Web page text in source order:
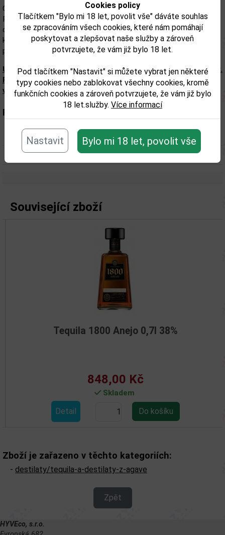
Cookies policy
Tlačítkem "Bylo mi 18 let, povolit vše" dáváte souhlas
se zpracováním všech cookies, které nám pomáhají
poskytovat a zlepšovat naše služby a zároveň
potvrzujete, že vám již bylo 18 let.
Pod tlačítkem "Nastavit" si můžete vybrat jen některé
typy cookies nebo zablokovat všechny cookies, kromě
funkčních cookies a zároveň potvrzujete, že vám již bylo
18 let.služby. Více informací
Nastavit Bylo mi 18 let, povolit vše
CHUŤ NA PATŘE:
Plná, vyvážená a harmonická chuť s jemným kouřovým a bylinným
charakterem, doplněná o sladkost pečené agáve s lehkým
karamelovým nádechem. Závěr je dlouhý, s jemnou pepřovostí a
příjemně kouřovým dozvukem.
Upozorňujeme, že tento produkt může obsahovat alergeny.
Přesné složení a alergeny jsou k dispozici na obalu
výrobku. Zkontrolujte prosím před konzumací.
Parametry:
Obsah alkoholu obj. %: 43
Objem obalu (L): 0,7
Související zboží
Tequila 1800 Anejo 0,7l 38%
848,00 Kč
Skladem
Detail
Zboží je zařazeno v těchto kategoriích:
- destilaty/tequila-a-destilaty-z-agave
Zpět
HYVEco, s.r.o.